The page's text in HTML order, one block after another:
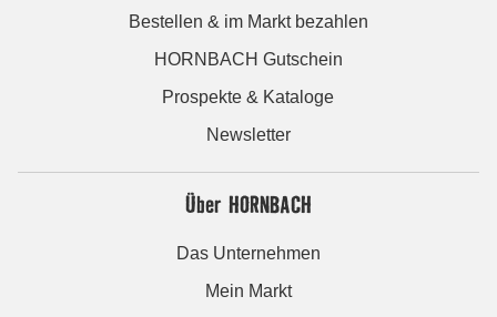
Bestellen & im Markt bezahlen
HORNBACH Gutschein
Prospekte & Kataloge
Newsletter
Über HORNBACH
Das Unternehmen
Mein Markt